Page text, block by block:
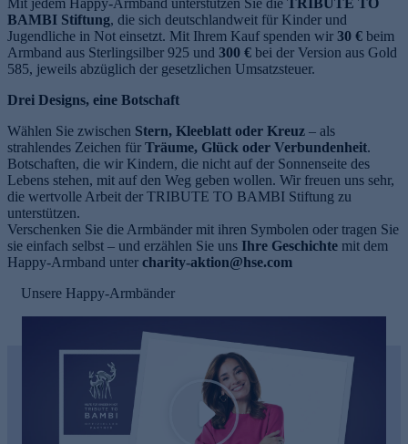
BAMBI Stiftung, die sich deutschlandweit für Kinder und
Jugendliche in Not einsetzt. Mit Ihrem Kauf spenden wir 30 € beim
Armband aus Sterlingsilber 925 und 300 € bei der Version aus Gold
585, jeweils abzüglich der gesetzlichen Umsatzsteuer.
Drei Designs, eine Botschaft
Wählen Sie zwischen Stern, Kleeblatt oder Kreuz – als
strahlendes Zeichen für Träume, Glück oder Verbundenheit.
Botschaften, die wir Kindern, die nicht auf der Sonnenseite des
Lebens stehen, mit auf den Weg geben wollen. Wir freuen uns sehr,
die wertvolle Arbeit der TRIBUTE TO BAMBI Stiftung zu
unterstützen.
Verschenken Sie die Armbänder mit ihren Symbolen oder tragen Sie
sie einfach selbst – und erzählen Sie uns Ihre Geschichte mit dem
Happy-Armband unter charity-aktion@hse.com
Unsere Happy-Armbänder
Play